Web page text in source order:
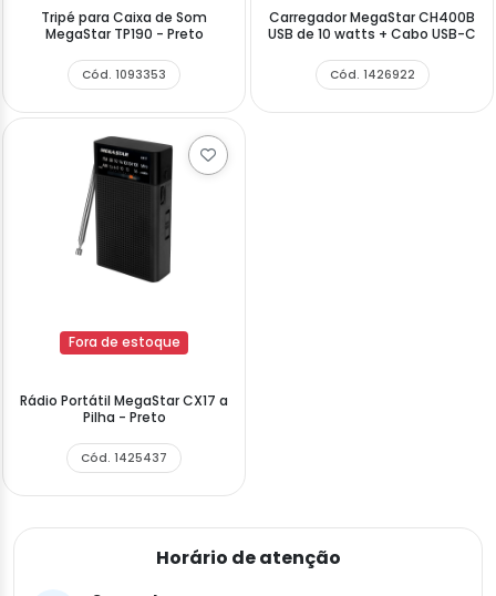
Tripé para Caixa de Som
MegaStar TP190 - Preto
Cód. 1093353
Carregador MegaStar CH400B
USB de 10 watts + Cabo USB-C
Cód. 1426922
Fora de estoque
Rádio Portátil MegaStar CX17 a
Pilha - Preto
Cód. 1425437
Horário de atenção